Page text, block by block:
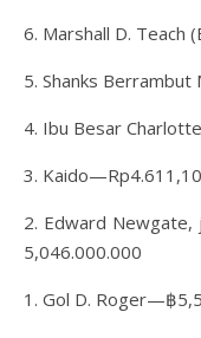
6. Marshall D. Teach
5. Shanks
4. Ibu Besar
3.
2. Edward
5,046.000.000
1. Gol D. Roger—฿